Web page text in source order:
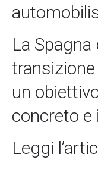
La
un
concreto e
Leggi